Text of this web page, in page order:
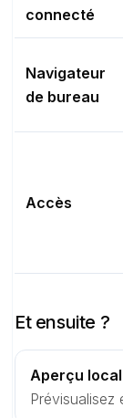
connecté
Navigateur
de bureau
Accès
Et ensuite ?
Aperçu local